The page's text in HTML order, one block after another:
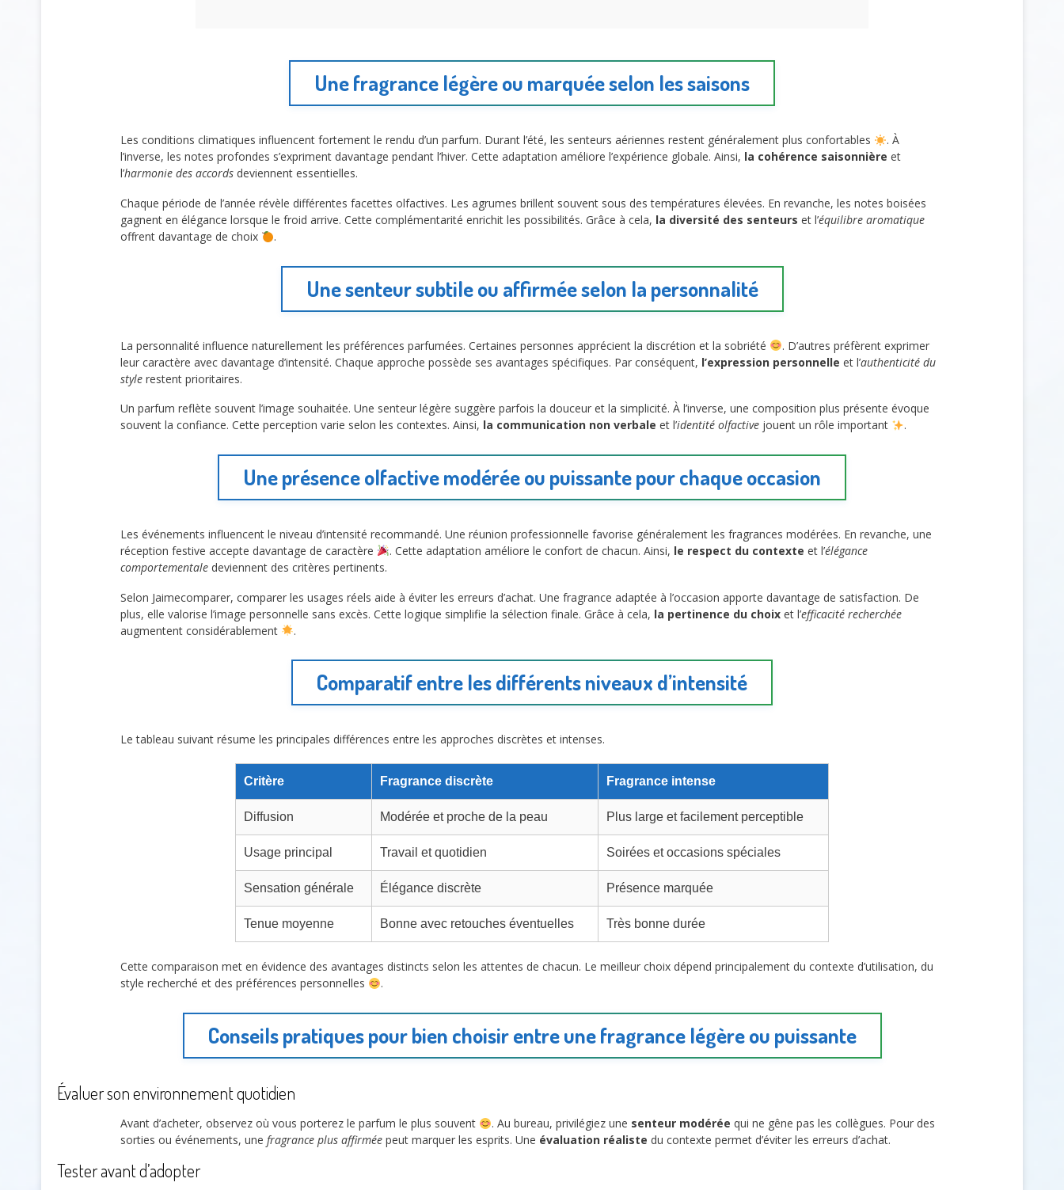
Une fragrance légère ou marquée selon les saisons
Les conditions climatiques influencent fortement le rendu d’un parfum. Durant l’été, les senteurs aériennes restent généralement plus confortables
. À
l’inverse, les notes profondes s’expriment davantage pendant l’hiver. Cette adaptation améliore l’expérience globale. Ainsi, la cohérence saisonnière et
l’harmonie des accords deviennent essentielles.
Chaque période de l’année révèle différentes facettes olfactives. Les agrumes brillent souvent sous des températures élevées. En revanche, les notes boisées
gagnent en élégance lorsque le froid arrive. Cette complémentarité enrichit les possibilités. Grâce à cela, la diversité des senteurs et l’équilibre aromatique
offrent davantage de choix
.
Une senteur subtile ou affirmée selon la personnalité
La personnalité influence naturellement les préférences parfumées. Certaines personnes apprécient la discrétion et la sobriété
. D’autres préfèrent exprimer
leur caractère avec davantage d’intensité. Chaque approche possède ses avantages spécifiques. Par conséquent, l’expression personnelle et l’authenticité du
style restent prioritaires.
Un parfum reflète souvent l’image souhaitée. Une senteur légère suggère parfois la douceur et la simplicité. À l’inverse, une composition plus présente évoque
souvent la confiance. Cette perception varie selon les contextes. Ainsi, la communication non verbale et l’identité olfactive jouent un rôle important .
Une présence olfactive modérée ou puissante pour chaque occasion
Les événements influencent le niveau d’intensité recommandé. Une réunion professionnelle favorise généralement les fragrances modérées. En revanche, une
réception festive accepte davantage de caractère
. Cette adaptation améliore le confort de chacun. Ainsi, le respect du contexte et l’élégance
comportementale deviennent des critères pertinents.
Selon Jaimecomparer, comparer les usages réels aide à éviter les erreurs d’achat. Une fragrance adaptée à l’occasion apporte davantage de satisfaction. De
plus, elle valorise l’image personnelle sans excès. Cette logique simplifie la sélection finale. Grâce à cela, la pertinence du choix et l’efficacité recherchée
augmentent considérablement
.
Comparatif entre les différents niveaux d’intensité
Le tableau suivant résume les principales différences entre les approches discrètes et intenses.
Critère Fragrance discrète Fragrance intense
Diffusion Modérée et proche de la peau Plus large et facilement perceptible
Usage principal Travail et quotidien Soirées et occasions spéciales
Sensation générale Élégance discrète Présence marquée
Tenue moyenne Bonne avec retouches éventuelles Très bonne durée
Cette comparaison met en évidence des avantages distincts selon les attentes de chacun. Le meilleur choix dépend principalement du contexte d’utilisation, du
style recherché et des préférences personnelles
.
Conseils pratiques pour bien choisir entre une fragrance légère ou puissante
Évaluer son environnement quotidien
Avant d’acheter, observez où vous porterez le parfum le plus souvent . Au bureau, privilégiez une senteur modérée qui ne gêne pas les collègues. Pour des
sorties ou événements, une fragrance plus affirmée peut marquer les esprits. Une évaluation réaliste du contexte permet d’éviter les erreurs d’achat.
Tester avant d’adopter